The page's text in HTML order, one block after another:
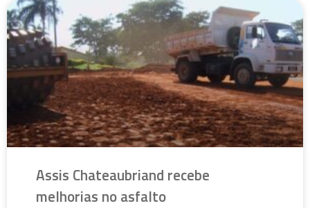
Assis Chateaubriand recebe
melhorias no asfalto